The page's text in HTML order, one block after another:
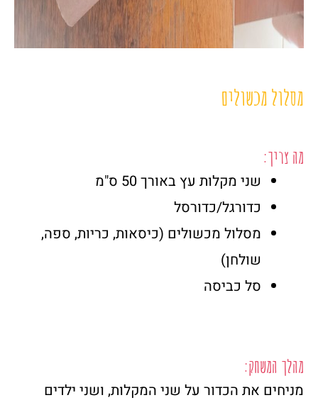
מסלול מכשולים
מה צריך:
שני מקלות עץ באורך 50 ס"מ
כדורגל/כדורסל
מסלול מכשולים (כיסאות, כריות, ספה,
שולחן)
סל כביסה
מהלך המשחק:
מניחים את הכדור על שני המקלות, ושני ילדים